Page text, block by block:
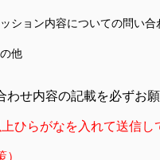
ション内容についての問い合
他
わせ内容の記載を必ずお願
ひらがなを入れて送信し